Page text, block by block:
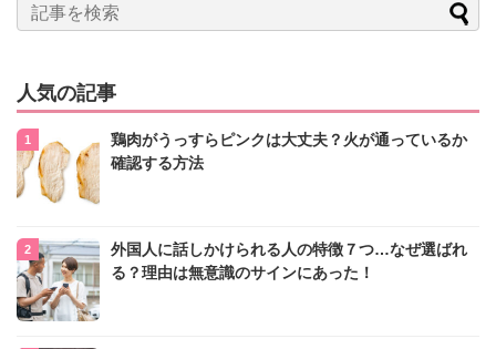
人気の記事
鶏肉がうっすらピンクは大丈夫？火が通っているか
確認する方法
外国人に話しかけられる人の特徴７つ…なぜ選ばれ
る？理由は無意識のサインにあった！